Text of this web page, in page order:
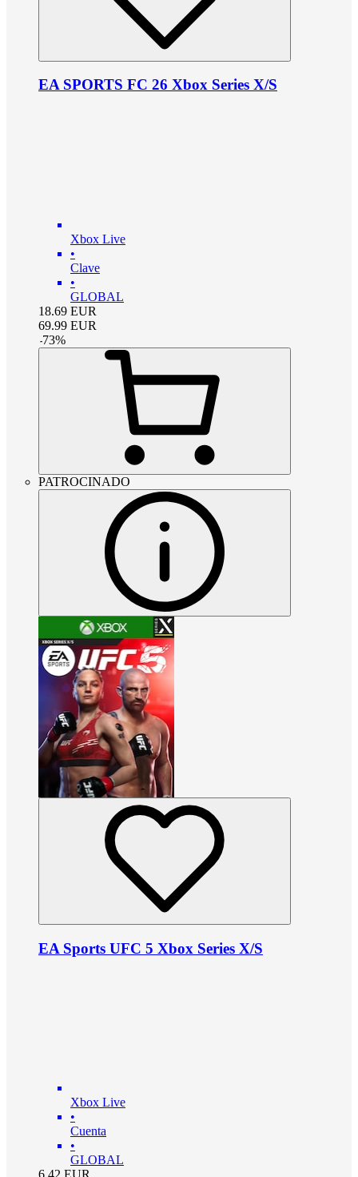
EA SPORTS FC 26 Xbox Series X/S
Xbox Live
•
Clave
•
GLOBAL
18.69 EUR
69.99 EUR
-73%
PATROCINADO
EA Sports UFC 5 Xbox Series X/S
Xbox Live
•
Cuenta
•
GLOBAL